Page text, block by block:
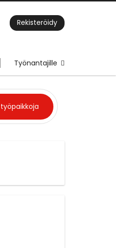
Rekisteröidy
Työnantajille